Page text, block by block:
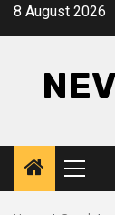
Skip8 August 2026